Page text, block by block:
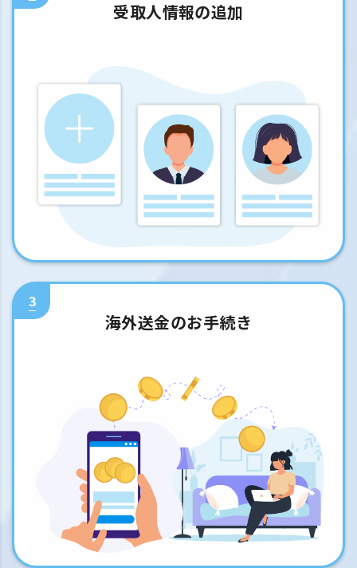
受取人情報の追加
3
海外送金のお手続き